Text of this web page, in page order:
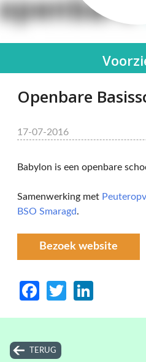
TERUG
Openbare
17-07-2016
Babylon is een openbare
Samenwerking met
BSO Smaragd.
Bezoek website
Facebook
Twitter